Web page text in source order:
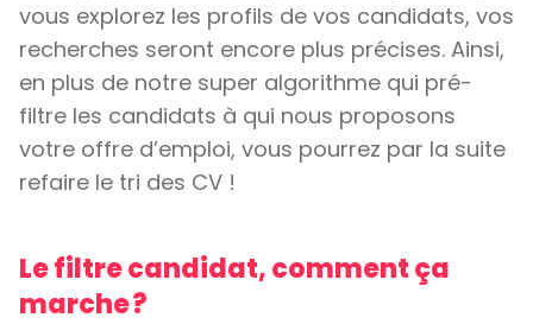
vous explorez les profils de vos candidats, vos
recherches seront encore plus précises. Ainsi,
en plus de notre super algorithme qui pré-
filtre les candidats à qui nous proposons
votre offre d’emploi, vous pourrez par la suite
refaire le tri des CV !
Le filtre candidat, comment ça
marche ?